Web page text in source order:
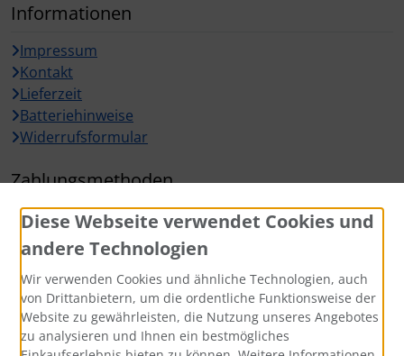
Informationen
Impressum
Kontakt
Lieferzeit
Batteriehinweise
Widerrufsformular
Zahlungsmethoden
Widerrufsbutton
Diese Webseite verwendet Cookies und
andere Technologien
Wir verwenden Cookies und ähnliche Technologien, auch
von Drittanbietern, um die ordentliche Funktionsweise der
Website zu gewährleisten, die Nutzung unseres Angebotes
zu analysieren und Ihnen ein bestmögliches